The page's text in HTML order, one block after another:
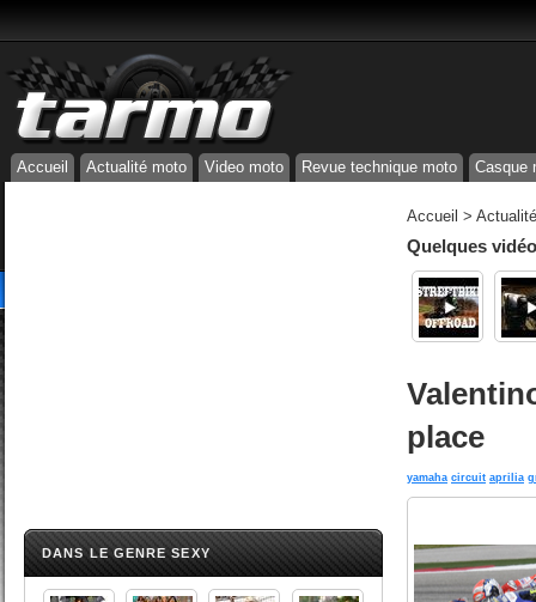
Accueil Actualité moto Video moto Revue technique moto Casque
DANS LE GENRE SEXY
Accueil >
Quelques
place
yamaha circuit aprilia